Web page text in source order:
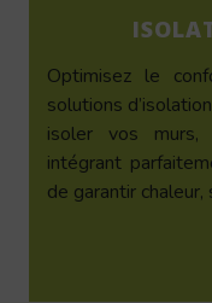
Optimisez le
solutions
isoler vos
intégrant
de garantir